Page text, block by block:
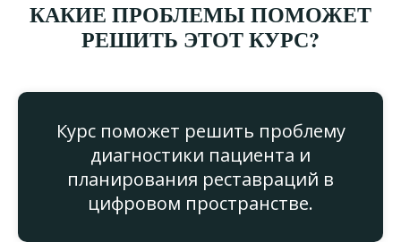
КАКИЕ ПРОБЛЕМЫ ПОМОЖЕТ
РЕШИТЬ ЭТОТ КУРС?
Курс поможет решить проблему
диагностики пациента и
планирования реставраций в
цифровом пространстве.